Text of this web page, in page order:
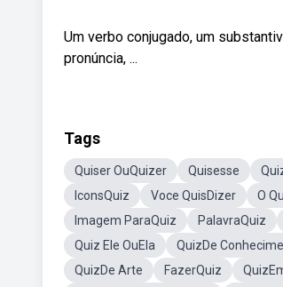
Um verbo conjugado, um
pronúncia, ...
Tags
Quiser OuQuizer Quisesse
IconsQuiz
Voce QuisDizer O
Imagem ParaQuiz
PalavraQuiz
Quiz Ele OuEla
QuizDe
QuizDe Arte
FazerQuiz